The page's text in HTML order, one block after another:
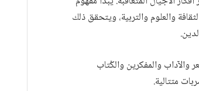
والعلوم والتربية، ويتحقق ذلك
والمفكرين والكُتاب
متتالية.